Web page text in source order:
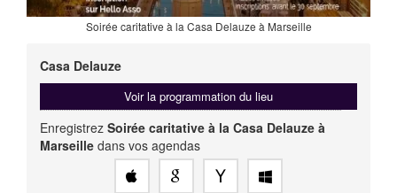
Soirée caritative à la Casa Delauze à Marseille
Casa Delauze
Voir la programmation du lieu
Enregistrez Soirée caritative à la Casa Delauze à
Marseille dans vos agendas